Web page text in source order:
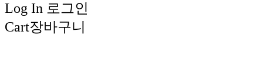
Log In 로그인
Cart장바구니